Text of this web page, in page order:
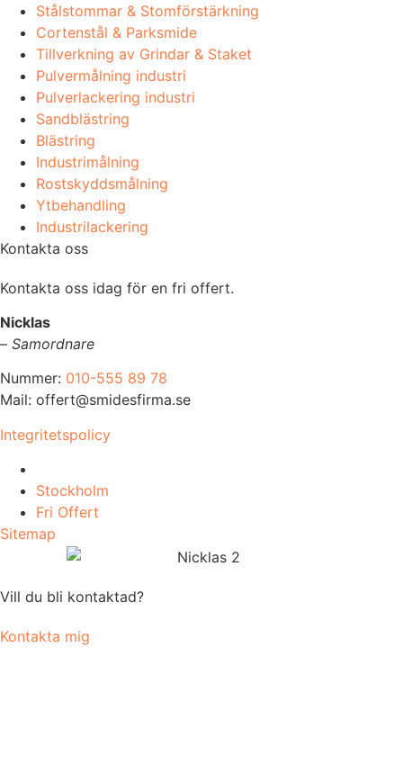
Stålstommar & Stomförstärkning
Cortenstål & Parksmide
Tillverkning av Grindar & Staket
Pulvermålning industri
Pulverlackering industri
Sandblästring
Blästring
Industrimålning
Rostskyddsmålning
Ytbehandling
Industrilackering
Kontakta oss
Kontakta oss idag för en fri offert.
Nicklas
– Samordnare
Nummer: 010-555 89 78
Mail: offert@smidesfirma.se
Integritetspolicy
Stockholm
Fri Offert
Sitemap
Vill du bli kontaktad?
Kontakta mig